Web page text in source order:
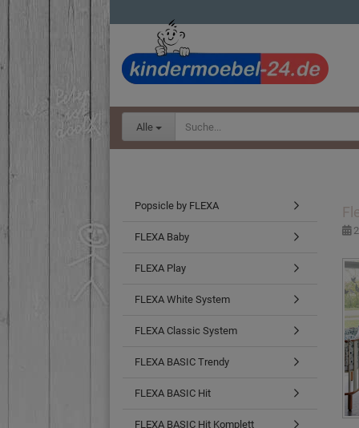
Alle
Popsicle by FLEXA
FLEXA Baby
FLEXA Play
FLEXA White System
FLEXA Classic System
FLEXA BASIC Trendy
FLEXA BASIC Hit
FLEXA BASIC Hit Komplett